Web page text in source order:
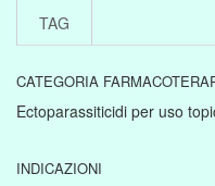
TAG
CATEGORIA
Ectoparassiticidi per uso
INDICAZIONI